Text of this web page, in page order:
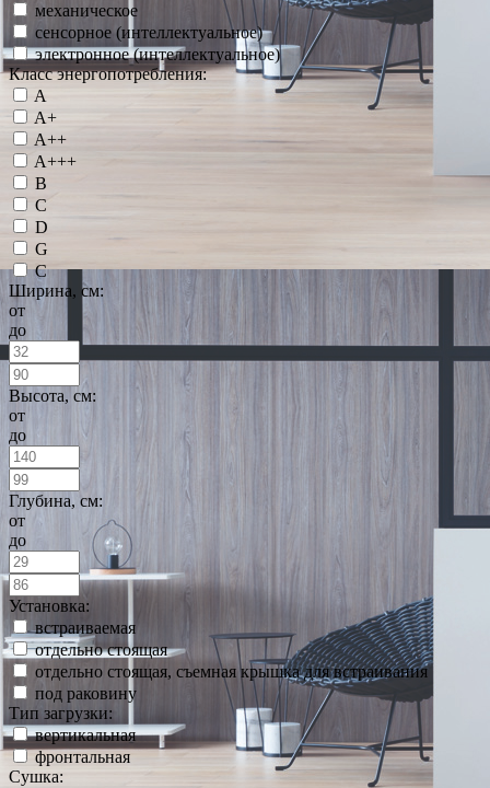
механическое
сенсорное (интеллектуальное)
электронное (интеллектуальное)
Класс энергопотребления:
A
A+
A++
A+++
B
C
D
G
С
Ширина, см:
от
до
Высота, см:
от
до
Глубина, см:
от
до
Установка:
встраиваемая
отдельно стоящая
отдельно стоящая, съемная крышка для встраивания
под раковину
Тип загрузки:
вертикальная
фронтальная
Сушка: